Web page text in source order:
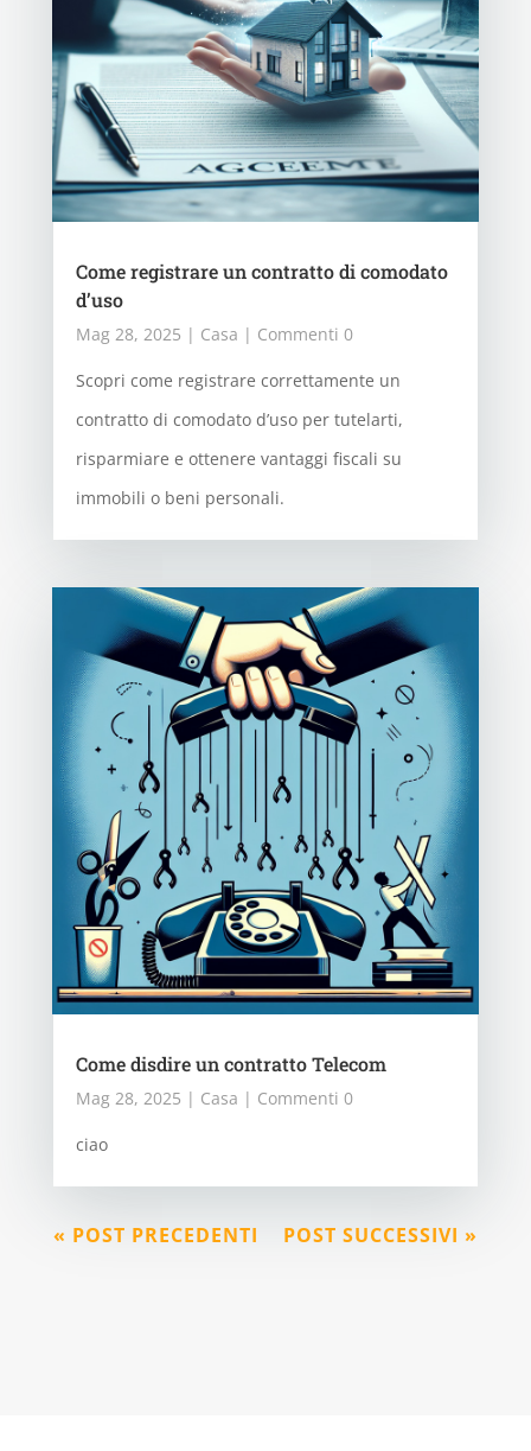
Come registrare un contratto di comodato
d’uso
Mag 28, 2025 | Casa | Commenti 0
Scopri come registrare correttamente un
contratto di comodato d’uso per tutelarti,
risparmiare e ottenere vantaggi fiscali su
immobili o beni personali.
Come disdire un contratto Telecom
Mag 28, 2025 | Casa | Commenti 0
ciao
« POST PRECEDENTI POST SUCCESSIVI »